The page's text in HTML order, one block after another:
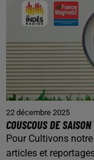
22 décembre 2025
COUSCOUS DE
Pour Cultivons
articles et